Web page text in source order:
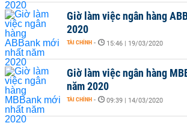
Giờ làm việc ngân hàng
2020
TÀI CHÍNH - 15:46 | 19/03/2020
Giờ làm việc ngân hàng
năm 2020
TÀI CHÍNH - 09:39 | 14/03/2020